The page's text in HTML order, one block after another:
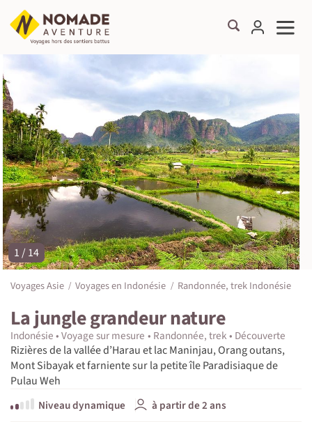
©
1 / 14
Voyages Asie Voyages en Indonésie Randonnée, trek Indonésie
La jungle grandeur nature
Indonésie Voyage sur mesure Randonnée, trek Découverte
Rizières de la vallée d’Harau et lac Maninjau, Orang outans,
Mont Sibayak et farniente sur la petite île Paradisiaque de
Pulau Weh
Niveau dynamique
à partir de 2 ans